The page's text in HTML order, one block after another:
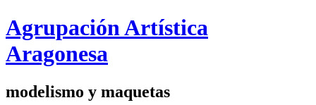
Agrupación Artística
Aragonesa
modelismo y maquetas